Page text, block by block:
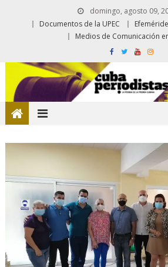
domingo, agosto 09,
Documentos de la UPEC
Medios de Comunicación